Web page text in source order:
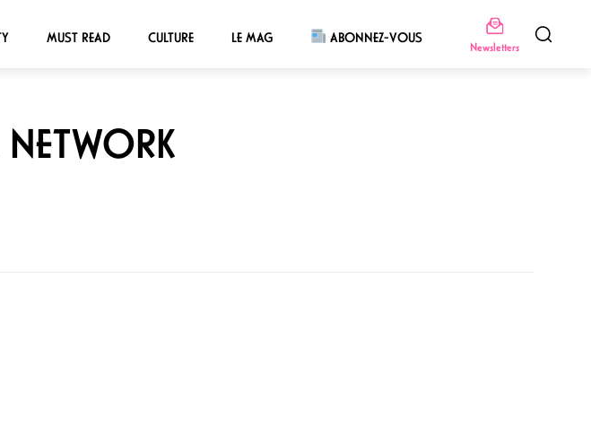
MUST READ CULTURE LE MAG ABONNEZ-VOUS
Newsletters